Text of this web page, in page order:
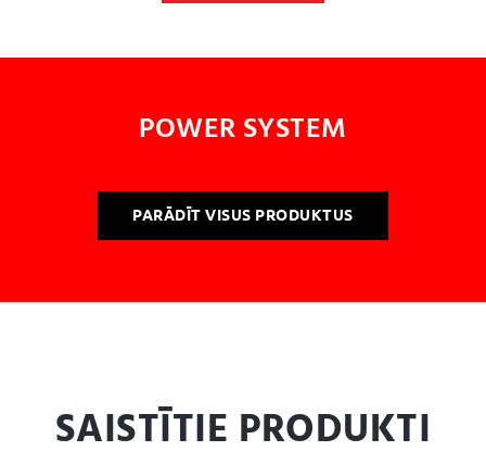
POWER SYSTEM
PARĀDĪT VISUS PRODUKTUS
SAISTĪTIE PRODUKTI